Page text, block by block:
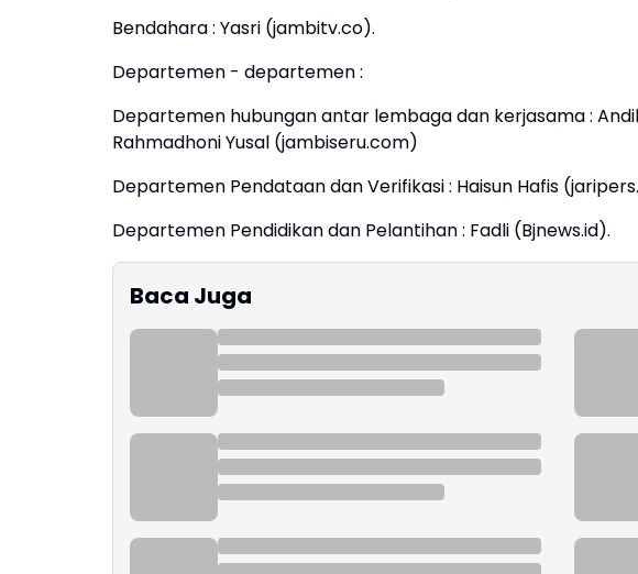
Bendahara : Yasri (jambitv.co).
Departemen - departemen :
Departemen hubungan antar lembaga dan kerjasama :
Rahmadhoni Yusal (jambiseru.com)
Departemen Pendataan dan Verifikasi : Haisun Hafis
Departemen Pendidikan dan Pelantihan : Fadli (Bjnews.id).
Baca Juga